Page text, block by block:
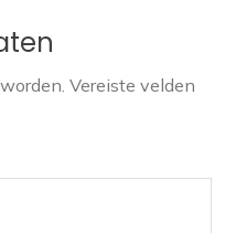
Vereiste velden